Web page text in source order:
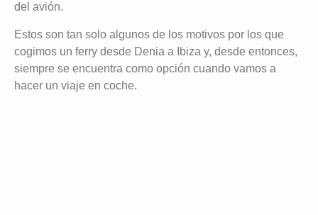
del avión.
Estos son tan solo algunos de los motivos por los que
cogimos un ferry desde Denia a Ibiza y, desde entonces,
siempre se encuentra como opción cuando vamos a
hacer un viaje en coche.